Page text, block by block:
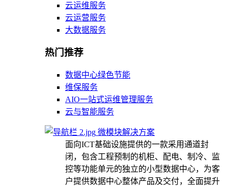
云运维服务
云运营服务
大数据服务
热门推荐
数据中心绿色节能
维保服务
AIO一站式运维管理服务
云与智能服务
微模块解决方案
面向ICT基础设施提供的一款采用通道封
闭，包含工程预制的机柜、配电、制冷、监
控等功能单元的独立的小型数据中心，为客
户提供数据中心整体产品及交付，全面提升